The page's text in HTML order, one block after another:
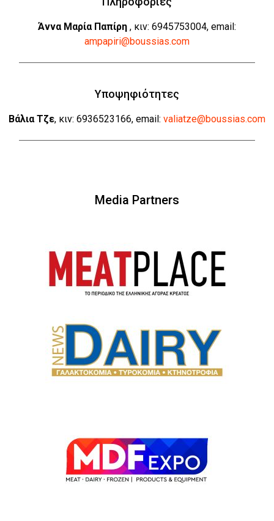
Άννα Μαρία Παπίρη , κιν: 6945753004, email:
ampapiri@boussias.com
Υποψηφιότητες
Βάλια Τζε, κιν: 6936523166, email: valiatze@boussias.com
Media Partners